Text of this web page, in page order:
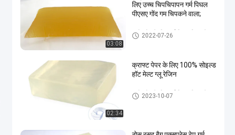
03:08
लिए उच्च चिपचिपापन गर्म पिघल
पीएसए गोंद गम चिपकने वाला;
उद्योग टेप के लिए गर्म पिघल चिपकने
वाला
2022-07-26
02:34
क्राफ्ट पेपर के लिए 100% सोइल्ड
हॉट मेल्ट ग्लू रेजिन
उद्योग टेप के लिए गर्म पिघल चिपकने
वाला
2023-10-07